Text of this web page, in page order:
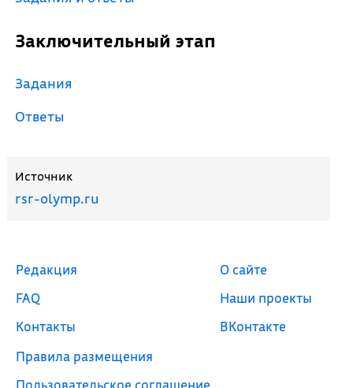
Заключительный этап
Задания
Ответы
Источник
rsr-olymp.ru
Редакция
FAQ
Контакты
Правила размещения
Пользовательское соглашение
О сайте
Наши проекты
ВКонтакте